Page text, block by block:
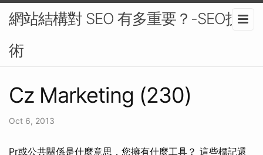
網站結構對 SEO 有多重要？-SEO技
術
Cz Marketing (230)
Oct 6, 2013
Pr或公共關係是什麼意思，您擁有什麼工具？ 這些標記還